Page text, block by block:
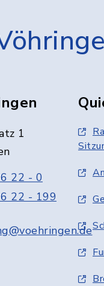
1
22 - 0
22 - 199